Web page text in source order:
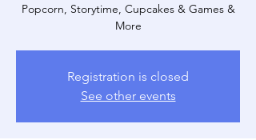
Popcorn, Storytime, Cupcakes & Games &
More
Registration is closed
See other events